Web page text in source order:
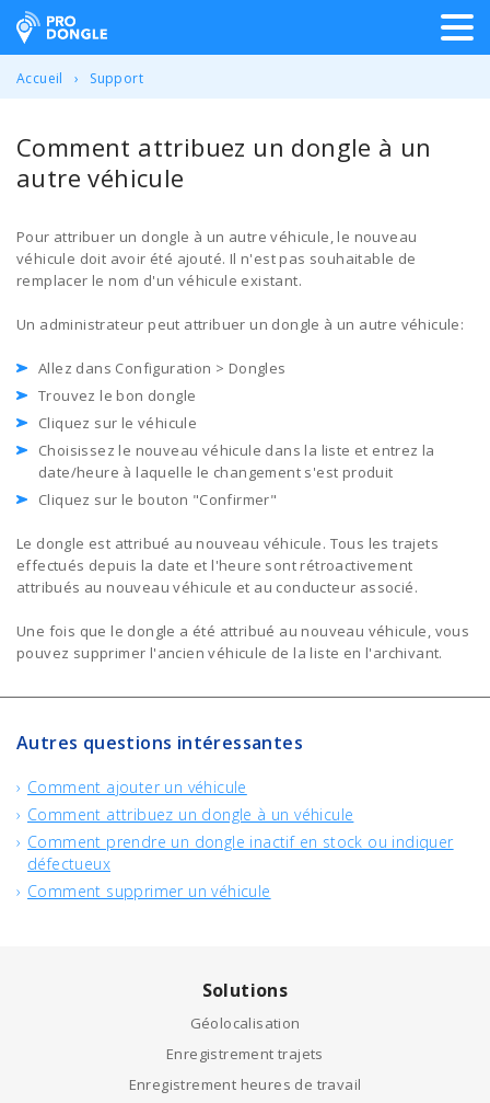
ProDongle Géolocalisation
Accueil Support
Comment attribuez un dongle à un
autre véhicule
Pour attribuer un dongle à un autre véhicule, le nouveau
véhicule doit avoir été ajouté. Il n'est pas souhaitable de
remplacer le nom d'un véhicule existant.
Un administrateur peut attribuer un dongle à un autre véhicule:
Allez dans Configuration > Dongles
Trouvez le bon dongle
Cliquez sur le véhicule
Choisissez le nouveau véhicule dans la liste et entrez la
date/heure à laquelle le changement s'est produit
Cliquez sur le bouton "Confirmer"
Le dongle est attribué au nouveau véhicule. Tous les trajets
effectués depuis la date et l'heure sont rétroactivement
attribués au nouveau véhicule et au conducteur associé.
Une fois que le dongle a été attribué au nouveau véhicule, vous
pouvez supprimer l'ancien véhicule de la liste en l'archivant.
Autres questions intéressantes
Comment ajouter un véhicule
Comment attribuez un dongle à un véhicule
Comment prendre un dongle inactif en stock ou indiquer
défectueux
Comment supprimer un véhicule
Solutions
Géolocalisation
Enregistrement trajets
Enregistrement heures de travail